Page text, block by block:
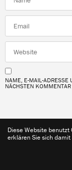
NAME, E-MAIL-ADRESSE
NÄCHSTEN
Diese Website
erklären Sie sich